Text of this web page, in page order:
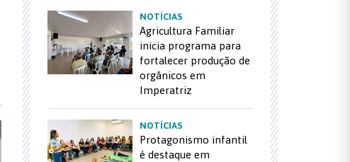
NOTÍCIAS
Agricultura Familiar
inicia programa para
fortalecer produção de
orgânicos em
Imperatriz
NOTÍCIAS
Protagonismo infantil
é destaque em